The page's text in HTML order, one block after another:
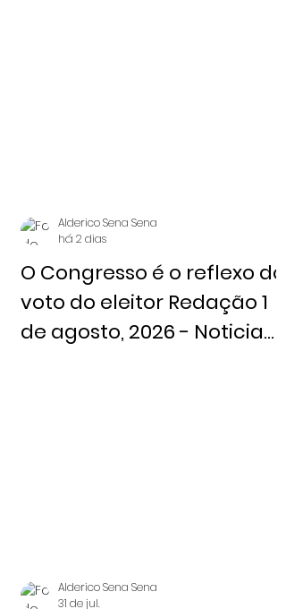
O Congresso é o reflexo do
voto do eleitor Redação 1
de agosto, 2026 - Noticia
Alderico Sena Sena
há 2 dias
Alderico Sena Sena
31 de jul.